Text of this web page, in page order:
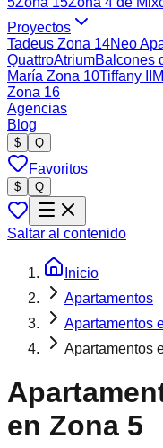
Proyectos
Tadeus Zona 14Neo
QuattroAtriumBalcones
María Zona 10Tiffany II
Zona 16
Agencias
Blog
$ Q
Favoritos
$ Q
Saltar al contenido
Inicio
Apartamentos
Apartamentos
Apartamentos
en Zona 5